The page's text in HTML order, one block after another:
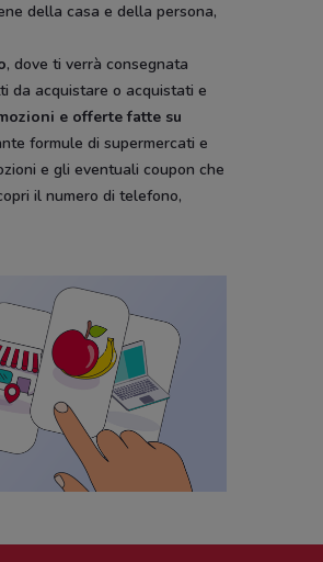
della casa e della persona,
, dove ti verrà consegnata
da acquistare o acquistati e
e offerte fatte su
formule di supermercati e
e gli eventuali coupon che
il numero di telefono,